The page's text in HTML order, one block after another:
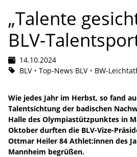
„Talente
BLV-
14.10.2024
BLV
Top-News BLV BW-
Wie jedes Jahr im Herbst, so fand
Talentsichtung der badischen
Halle des Olympiastützpunktes in
Oktober durften die BLV-Vize-
Ottmar Heiler 84 Athlet:innen des
Mannheim begrüßen.